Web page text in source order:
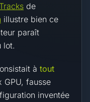
de
illustre bien ce
paraît
lot.
à tout
GPU, fausse
inventée